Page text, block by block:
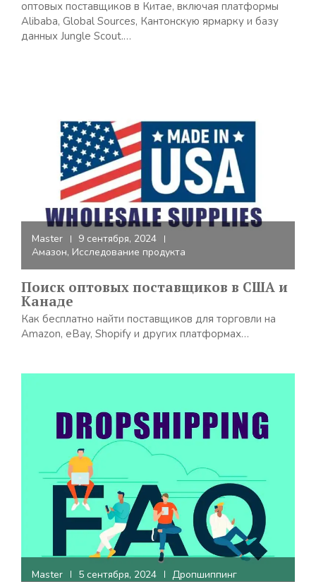
оптовых поставщиков в Китае, включая платформы
Alibaba, Global Sources, Кантонскую ярмарку и базу
данных Jungle Scout.…
Master
9 сентября, 2024
Амазон, Исследование продукта
Поиск оптовых поставщиков в США и
Канаде
Как бесплатно найти поставщиков для торговли на
Amazon, eBay, Shopify и других платформах…
Master 5 сентября, 2024 Дропшиппинг